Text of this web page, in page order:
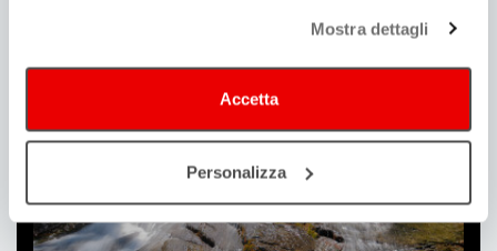
Mostra dettagli
Accetta
Personalizza